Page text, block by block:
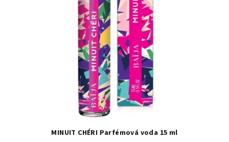
MINUIT CHÉRI Parfémová voda 15 ml